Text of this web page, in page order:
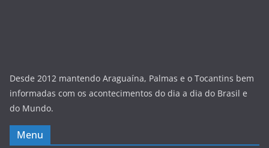
Desde 2012 mantendo Araguaína, Palmas e o Tocantins bem
informadas com os acontecimentos do dia a dia do Brasil e
do Mundo.
Menu